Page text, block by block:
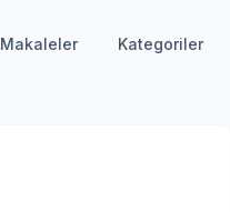
Makaleler Kategoriler